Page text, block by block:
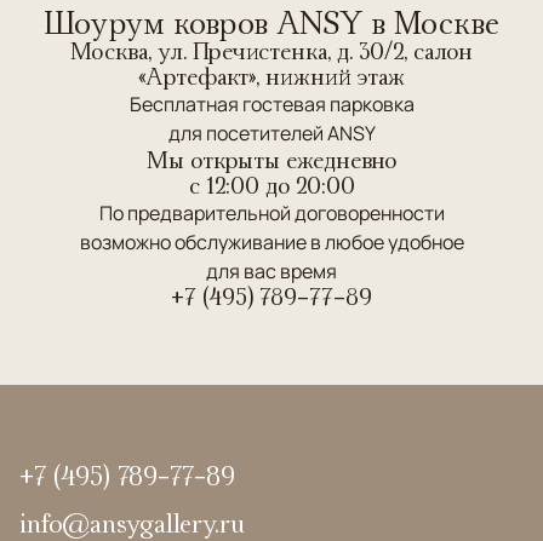
Шоурум ковров ANSY в Москве
Москва, ул. Пречистенка, д. 30/2, салон
«Артефакт», нижний этаж
Бесплатная гостевая парковка
для посетителей ANSY
Мы открыты ежедневно
c 12:00 до 20:00
По предварительной договоренности
возможно обслуживание в любое удобное
для вас время
+7 (495) 789-77-89
+7 (495) 789-77-89
info@ansygallery.ru